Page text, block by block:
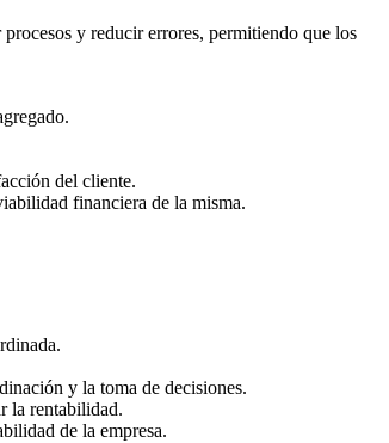
y reducir errores, permitiendo que los
del cliente.
financiera de la misma.
y la toma de decisiones.
la rentabilidad.
de la empresa.